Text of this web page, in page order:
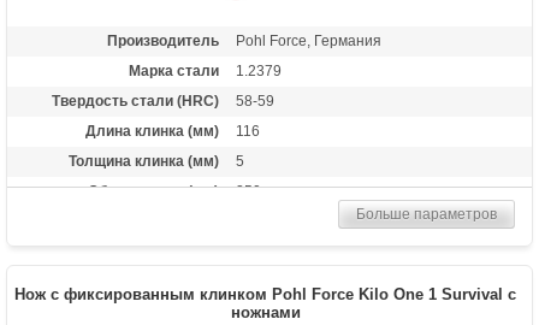
Производитель
Pohl Force, Германия
Марка стали
1.2379
Твердость стали (HRC)
58-59
Длина клинка (мм)
116
Толщина клинка (мм)
5
Общая длина (мм)
250
Вес (гр)
260
Больше параметров
Нож с фиксированным клинком Pohl Force Kilo One 1 Survival с
ножнами